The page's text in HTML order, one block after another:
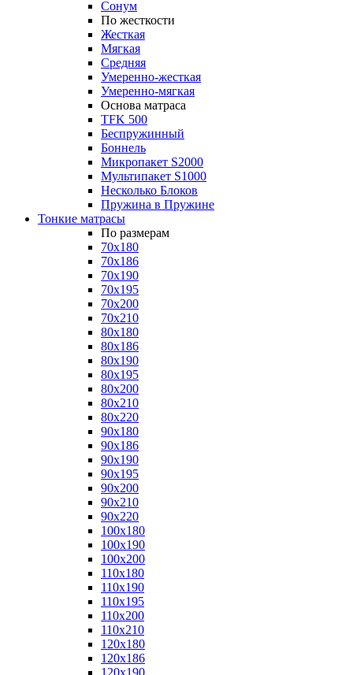
Сонум
По жесткости
Жесткая
Мягкая
Средняя
Умеренно-жесткая
Умеренно-мягкая
Основа матраса
TFK 500
Беспружинный
Боннель
Микропакет S2000
Мультипакет S1000
Несколько Блоков
Пружина в Пружине
Тонкие матрасы
По размерам
70x180
70x186
70x190
70x195
70x200
70x210
80x180
80x186
80x190
80x195
80x200
80x210
80x220
90x180
90x186
90x190
90x195
90x200
90x210
90x220
100x180
100x190
100x200
110x180
110x190
110x195
110x200
110x210
120x180
120x186
120x190